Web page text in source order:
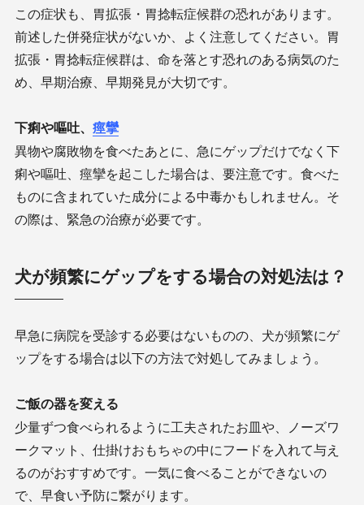
この症状も、胃拡張・胃捻転症候群の恐れがあります。
前述した併発症状がないか、よく注意してください。胃
拡張・胃捻転症候群は、命を落とす恐れのある病気のた
め、早期治療、早期発見が大切です。
下痢や嘔吐、 痙攣
異物や腐敗物を食べたあとに、急にゲップだけでなく下
痢や嘔吐、痙攣を起こした場合は、要注意です。食べた
ものに含まれていた成分による中毒かもしれません。そ
の際は、緊急の治療が必要です。
犬が頻繁にゲップをする場合の対処法は？
早急に病院を受診する必要はないものの、犬が頻繁にゲ
ップをする場合は以下の方法で対処してみましょう。
ご飯の器を変える
少量ずつ食べられるように工夫されたお皿や、ノーズワ
ークマット、仕掛けおもちゃの中にフードを入れて与え
るのがおすすめです。一気に食べることができないの
で、早食い予防に繋がります。